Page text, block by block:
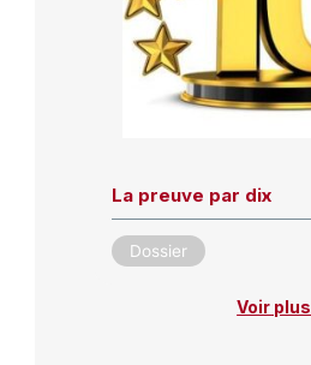
La preuve par dix
Dossier
Voir plus